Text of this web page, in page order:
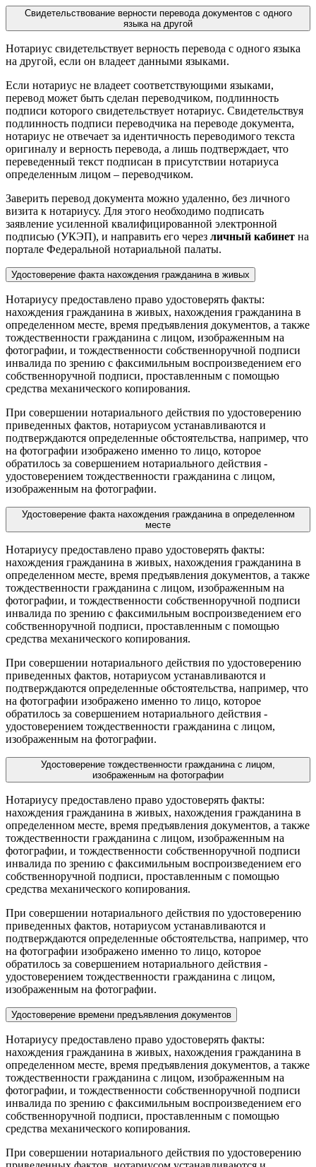
Свидетельствование верности перевода документов с одного
языка на другой
Нотариус свидетельствует верность перевода с одного языка
на другой, если он владеет данными языками.
Если нотариус не владеет соответствующими языками,
перевод может быть сделан переводчиком, подлинность
подписи которого свидетельствует нотариус. Свидетельствуя
подлинность подписи переводчика на переводе документа,
нотариус не отвечает за идентичность переводимого текста
оригиналу и верность перевода, а лишь подтверждает, что
переведенный текст подписан в присутствии нотариуса
определенным лицом – переводчиком.
Заверить перевод документа можно удаленно, без личного
визита к нотариусу. Для этого необходимо подписать
заявление усиленной квалифицированной электронной
подписью (УКЭП), и направить его через личный кабинет на
портале Федеральной нотариальной палаты.
Удостоверение факта нахождения гражданина в живых
Нотариусу предоставлено право удостоверять факты:
нахождения гражданина в живых, нахождения гражданина в
определенном месте, время предъявления документов, а также
тождественности гражданина с лицом, изображенным на
фотографии, и тождественности собственноручной подписи
инвалида по зрению с факсимильным воспроизведением его
собственноручной подписи, проставленным с помощью
средства механического копирования.
При совершении нотариального действия по удостоверению
приведенных фактов, нотариусом устанавливаются и
подтверждаются определенные обстоятельства, например, что
на фотографии изображено именно то лицо, которое
обратилось за совершением нотариального действия -
удостоверением тождественности гражданина с лицом,
изображенным на фотографии.
Удостоверение факта нахождения гражданина в определенном
месте
Нотариусу предоставлено право удостоверять факты:
нахождения гражданина в живых, нахождения гражданина в
определенном месте, время предъявления документов, а также
тождественности гражданина с лицом, изображенным на
фотографии, и тождественности собственноручной подписи
инвалида по зрению с факсимильным воспроизведением его
собственноручной подписи, проставленным с помощью
средства механического копирования.
При совершении нотариального действия по удостоверению
приведенных фактов, нотариусом устанавливаются и
подтверждаются определенные обстоятельства, например, что
на фотографии изображено именно то лицо, которое
обратилось за совершением нотариального действия -
удостоверением тождественности гражданина с лицом,
изображенным на фотографии.
Удостоверение тождественности гражданина с лицом,
изображенным на фотографии
Нотариусу предоставлено право удостоверять факты:
нахождения гражданина в живых, нахождения гражданина в
определенном месте, время предъявления документов, а также
тождественности гражданина с лицом, изображенным на
фотографии, и тождественности собственноручной подписи
инвалида по зрению с факсимильным воспроизведением его
собственноручной подписи, проставленным с помощью
средства механического копирования.
При совершении нотариального действия по удостоверению
приведенных фактов, нотариусом устанавливаются и
подтверждаются определенные обстоятельства, например, что
на фотографии изображено именно то лицо, которое
обратилось за совершением нотариального действия -
удостоверением тождественности гражданина с лицом,
изображенным на фотографии.
Удостоверение времени предъявления документов
Нотариусу предоставлено право удостоверять факты:
нахождения гражданина в живых, нахождения гражданина в
определенном месте, время предъявления документов, а также
тождественности гражданина с лицом, изображенным на
фотографии, и тождественности собственноручной подписи
инвалида по зрению с факсимильным воспроизведением его
собственноручной подписи, проставленным с помощью
средства механического копирования.
При совершении нотариального действия по удостоверению